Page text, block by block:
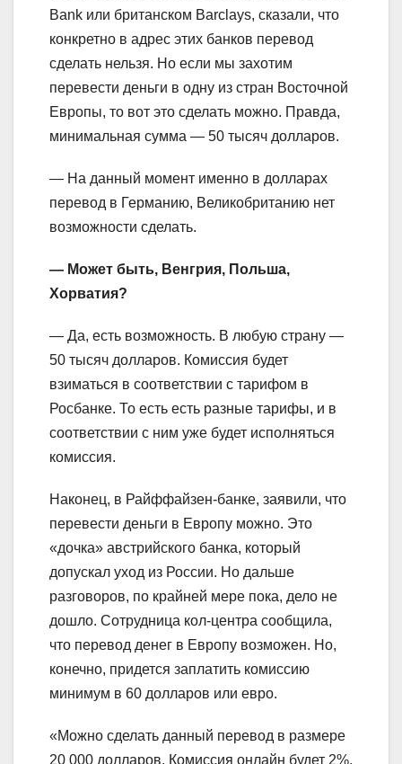
Bank или британском Barclays, сказали, что
конкретно в адрес этих банков перевод
сделать нельзя. Но если мы захотим
перевести деньги в одну из стран Восточной
Европы, то вот это сделать можно. Правда,
минимальная сумма — 50 тысяч долларов.
— На данный момент именно в долларах
перевод в Германию, Великобританию нет
возможности сделать.
— Может быть, Венгрия, Польша,
Хорватия?
— Да, есть возможность. В любую страну —
50 тысяч долларов. Комиссия будет
взиматься в соответствии с тарифом в
Росбанке. То есть есть разные тарифы, и в
соответствии с ним уже будет исполняться
комиссия.
Наконец, в Райффайзен-банке, заявили, что
перевести деньги в Европу можно. Это
«дочка» австрийского банка, который
допускал уход из России. Но дальше
разговоров, по крайней мере пока, дело не
дошло. Сотрудница кол-центра сообщила,
что перевод денег в Европу возможен. Но,
конечно, придется заплатить комиссию
минимум в 60 долларов или евро.
«Можно сделать данный перевод в размере
20 000 долларов. Комиссия онлайн будет 2%,